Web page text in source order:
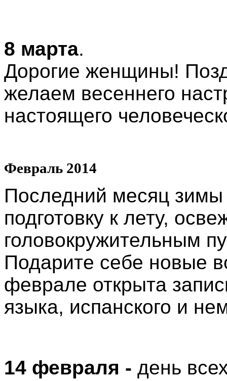
8 марта.
Дорогие женщины!
желаем весеннего
настоящего
Февраль 2014
Последний месяц
подготовку к лету,
головокружительным
Подарите себе новые
феврале открыта
языка, испанского и
14 февраля - день